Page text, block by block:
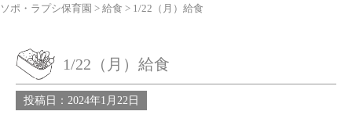
ソポ・ラプシ保育園 > 給食 > 1/22（月）給食
1/22（月）給食
投稿日：2024年1月22日